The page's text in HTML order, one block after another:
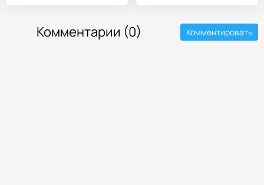
Комментарии (0) Комментировать